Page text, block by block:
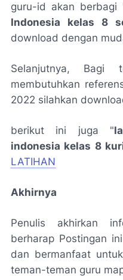
guru-id akan berbagi
Indonesia kelas 8
download dengan
Selanjutnya, Bagi
membutuhkan
2022 silahkan
berikut ini juga "
indonesia kelas 8
LATIHAN
Akhirnya
Penulis akhirkan
berharap Postingan
dan bermanfaat
teman-teman guru